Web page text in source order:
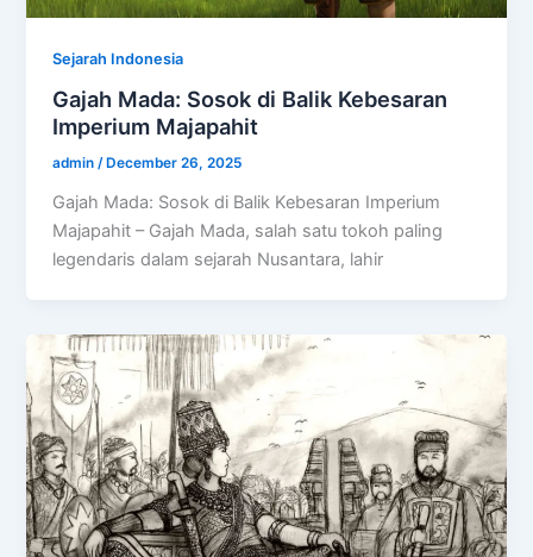
Sejarah Indonesia
Gajah Mada: Sosok di Balik Kebesaran
Imperium Majapahit
admin/ December 26, 2025
Gajah Mada: Sosok di Balik Kebesaran Imperium
Majapahit – Gajah Mada, salah satu tokoh paling
legendaris dalam sejarah Nusantara, lahir